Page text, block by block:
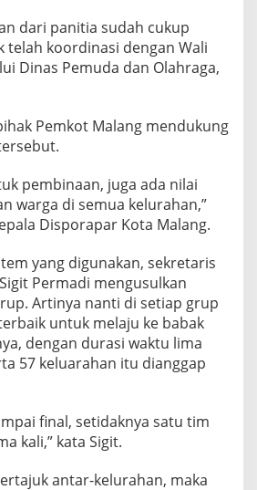
H
A
N
dari panitia sudah cukup
telah koordinasi dengan Wali
Dinas Pemuda dan Olahraga,
Pemkot Malang mendukung
pembinaan, juga ada nilai
warga di semua kelurahan,”
Disporapar Kota Malang.
yang digunakan, sekretaris
Permadi mengusulkan
Artinya nanti di setiap grup
untuk melaju ke babak
dengan durasi waktu lima
57 keluarahan itu dianggap
final, setidaknya satu tim
kali,” kata Sigit.
antar-kelurahan, maka